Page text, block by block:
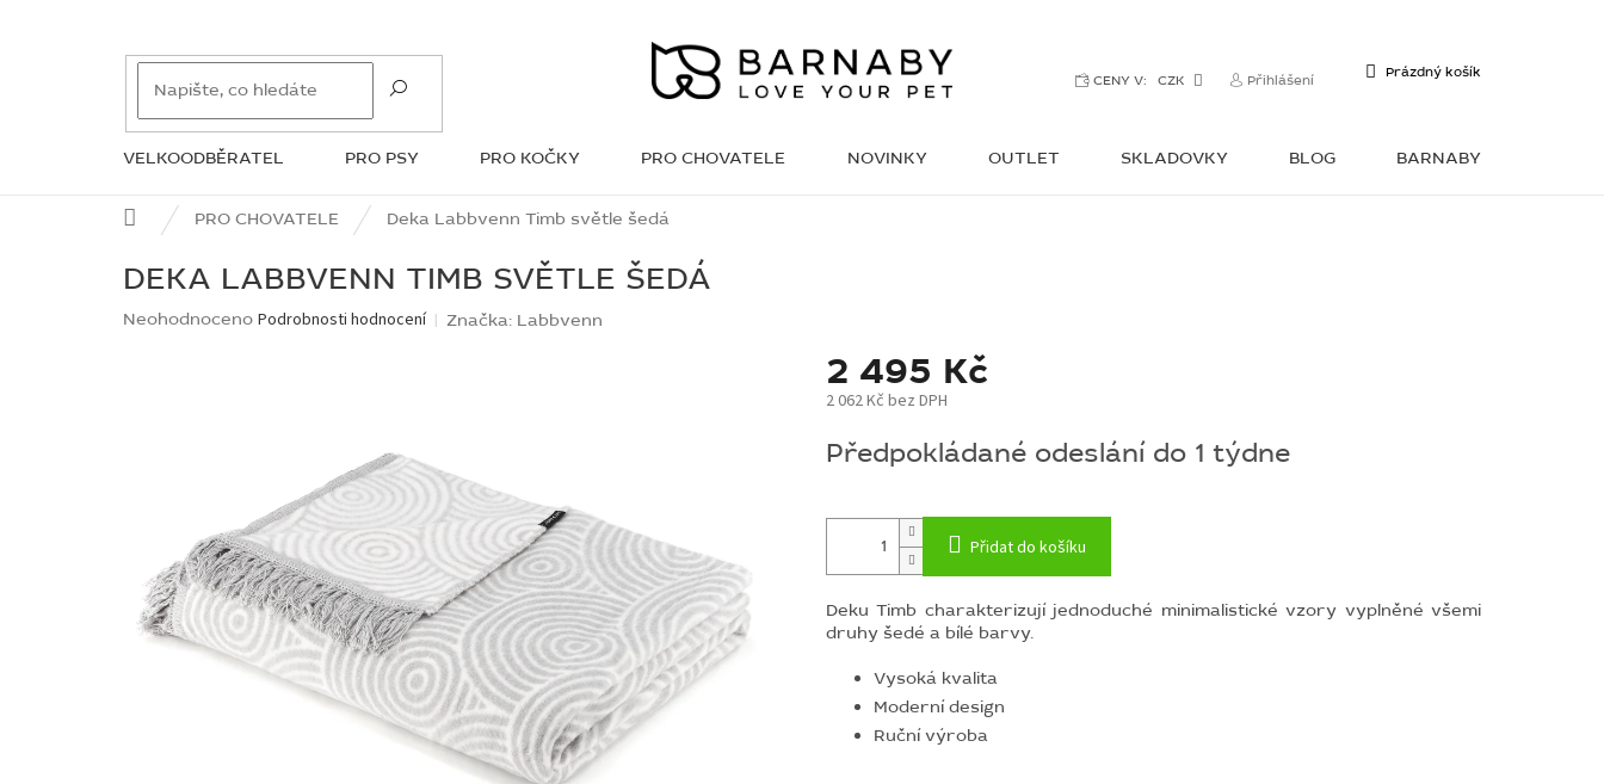
CENY V: CZK Přihlášení
NÁKUPNÍ
Prázdný košík
VELKOODBĚRATEL PRO PSY PRO KOČKY PRO CHOVATELE NOVINKY OUTLET SKLADOVKY BLOG BARNABY
ZNAČKY
Domů PRO CHOVATELE Deka Labbvenn Timb světle šedá
DEKA LABBVENN TIMB SVĚTLE ŠEDÁ
Průměrné
Neohodnoceno Podrobnosti hodnocení Značka: Labbvenn
2 495 Kč
2 062 Kč bez DPH
cena:
Předpokládané odeslání do 1 týdne
Přidat do košíku
Deku Timb charakterizují jednoduché minimalistické vzory vyplněné všemi
druhy šedé a bílé barvy.
Vysoká kvalita
Moderní design
Ruční výroba